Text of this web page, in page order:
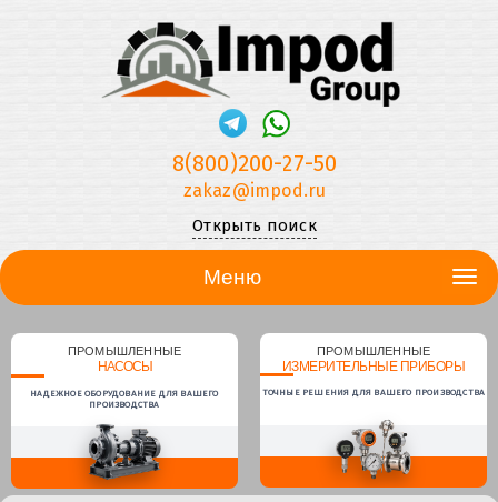
8(800)200-27-50
zakaz@impod.ru
Открыть поиск
Меню
ПРОМЫШЛЕННЫЕ
НАСОСЫ
НАДЕЖНОЕ ОБОРУДОВАНИЕ ДЛЯ ВАШЕГО
ПРОИЗВОДСТВА
ПРОМЫШЛЕННЫЕ
ИЗМЕРИТЕЛЬНЫЕ ПРИБОРЫ
ТОЧНЫЕ РЕШЕНИЯ ДЛЯ ВАШЕГО ПРОИЗВОДСТВА